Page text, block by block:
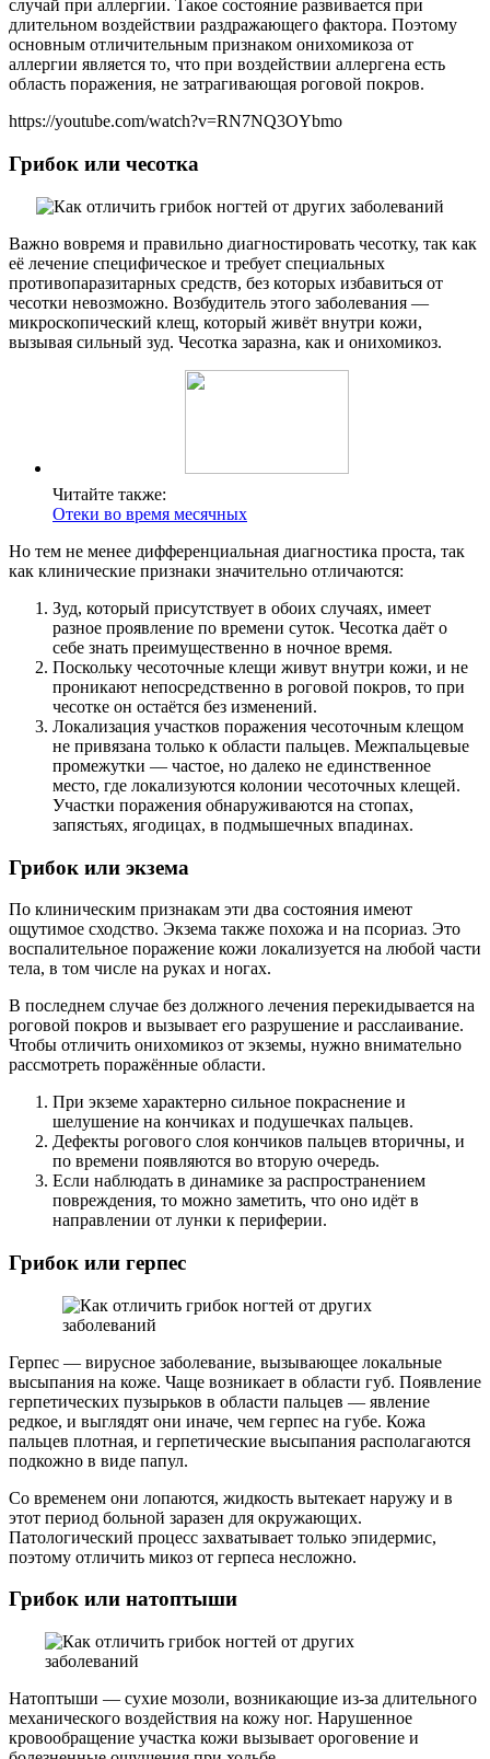
случай при аллергии. Такое состояние развивается при
длительном воздействии раздражающего фактора. Поэтому
основным отличительным признаком онихомикоза от
аллергии является то, что при воздействии аллергена есть
область поражения, не затрагивающая роговой покров.
https://youtube.com/watch?v=RN7NQ3OYbmo
Грибок или чесотка
Важно вовремя и правильно диагностировать чесотку, так как
её лечение специфическое и требует специальных
противопаразитарных средств, без которых избавиться от
чесотки невозможно. Возбудитель этого заболевания —
микроскопический клещ, который живёт внутри кожи,
вызывая сильный зуд. Чесотка заразна, как и онихомикоз.
Читайте также:
Отеки во время месячных
Но тем не менее дифференциальная диагностика проста, так
как клинические признаки значительно отличаются:
Зуд, который присутствует в обоих случаях, имеет
разное проявление по времени суток. Чесотка даёт о
себе знать преимущественно в ночное время.
Поскольку чесоточные клещи живут внутри кожи, и не
проникают непосредственно в роговой покров, то при
чесотке он остаётся без изменений.
Локализация участков поражения чесоточным клещом
не привязана только к области пальцев. Межпальцевые
промежутки — частое, но далеко не единственное
место, где локализуются колонии чесоточных клещей.
Участки поражения обнаруживаются на стопах,
запястьях, ягодицах, в подмышечных впадинах.
Грибок или экзема
По клиническим признакам эти два состояния имеют
ощутимое сходство. Экзема также похожа и на псориаз. Это
воспалительное поражение кожи локализуется на любой части
тела, в том числе на руках и ногах.
В последнем случае без должного лечения перекидывается на
роговой покров и вызывает его разрушение и расслаивание.
Чтобы отличить онихомикоз от экземы, нужно внимательно
рассмотреть поражённые области.
При экземе характерно сильное покраснение и
шелушение на кончиках и подушечках пальцев.
Дефекты рогового слоя кончиков пальцев вторичны, и
по времени появляются во вторую очередь.
Если наблюдать в динамике за распространением
повреждения, то можно заметить, что оно идёт в
направлении от лунки к периферии.
Грибок или герпес
Герпес — вирусное заболевание, вызывающее локальные
высыпания на коже. Чаще возникает в области губ. Появление
герпетических пузырьков в области пальцев — явление
редкое, и выглядят они иначе, чем герпес на губе. Кожа
пальцев плотная, и герпетические высыпания располагаются
подкожно в виде папул.
Со временем они лопаются, жидкость вытекает наружу и в
этот период больной заразен для окружающих.
Патологический процесс захватывает только эпидермис,
поэтому отличить микоз от герпеса несложно.
Грибок или натоптыши
Натоптыши — сухие мозоли, возникающие из-за длительного
механического воздействия на кожу ног. Нарушенное
кровообращение участка кожи вызывает ороговение и